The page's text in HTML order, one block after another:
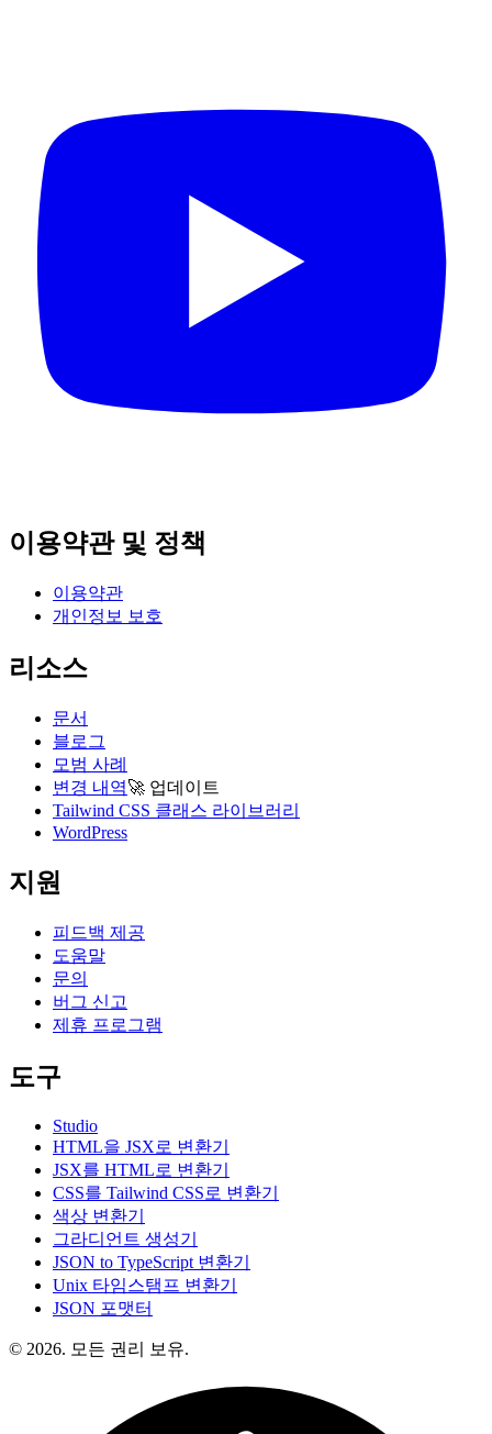
이용약관 및 정책
이용약관
개인정보 보호
리소스
문서
블로그
모범 사례
변경 내역🚀 업데이트
Tailwind CSS 클래스 라이브러리
WordPress
지원
피드백 제공
도움말
문의
버그 신고
제휴 프로그램
도구
Studio
HTML을 JSX로 변환기
JSX를 HTML로 변환기
CSS를 Tailwind CSS로 변환기
색상 변환기
그라디언트 생성기
JSON to TypeScript 변환기
Unix 타임스탬프 변환기
JSON 포맷터
© 2026. 모든 권리 보유.